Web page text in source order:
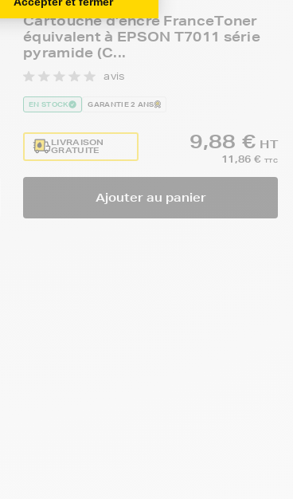
FRANCETONER
Cartouche d'encre FranceToner
équivalent à EPSON T7011 série
pyramide (C...
avis
EN STOCK GARANTIE 2 ANS
LIVRAISON
GRATUITE 9,88 € HT
11,86 € TTC
Ajouter au panier